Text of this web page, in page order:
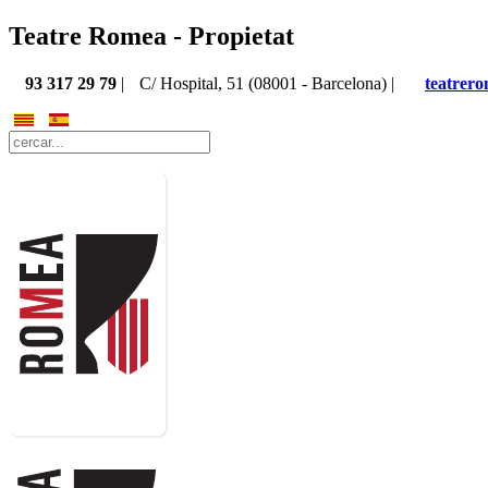
Teatre Romea - Propietat
93 317 29 79 | C/ Hospital, 51 (08001 - Barcelona) |